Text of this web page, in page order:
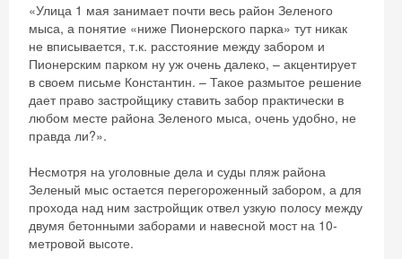
«Улица 1 мая занимает почти весь район Зеленого
мыса, а понятие «ниже Пионерского парка» тут никак
не вписывается, т.к. расстояние между забором и
Пионерским парком ну уж очень далеко, – акцентирует
в своем письме Константин. – Такое размытое решение
дает право застройщику ставить забор практически в
любом месте района Зеленого мыса, очень удобно, не
правда ли?».
Несмотря на уголовные дела и суды пляж района
Зеленый мыс остается перегороженный забором, а для
прохода над ним застройщик отвел узкую полосу между
двумя бетонными заборами и навесной мост на 10-
метровой высоте.